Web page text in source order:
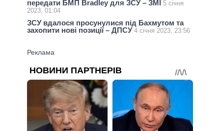
передати БМП Bradley для ЗСУ – ЗМІ 5 січня
2023, 01:04
ЗСУ вдалося просунулися під Бахмутом та
захопити нові позиції – ДПСУ 4 січня 2023, 23:56